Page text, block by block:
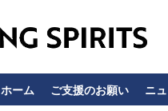
ホーム ご支援のお願い ニ